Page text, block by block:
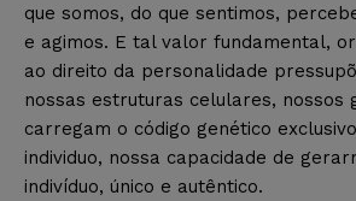
que somos, do que sentimos,
e agimos. E tal valor fundamental,
ao direito da personalidade
nossas estruturas celulares, nossos
carregam o código genético
individuo, nossa capacidade de
indivíduo, único e autêntico.